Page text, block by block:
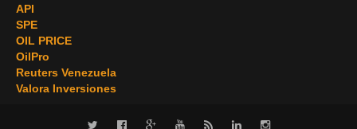
API
SPE
OIL PRICE
OilPro
Reuters Venezuela
Valora Inversiones